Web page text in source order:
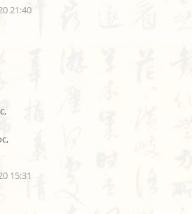
21:40
15:31